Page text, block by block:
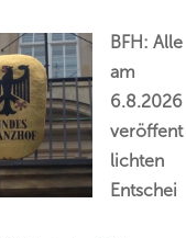
BFH: Alle
am
6.8.2026
veröffent
lichten
Entschei